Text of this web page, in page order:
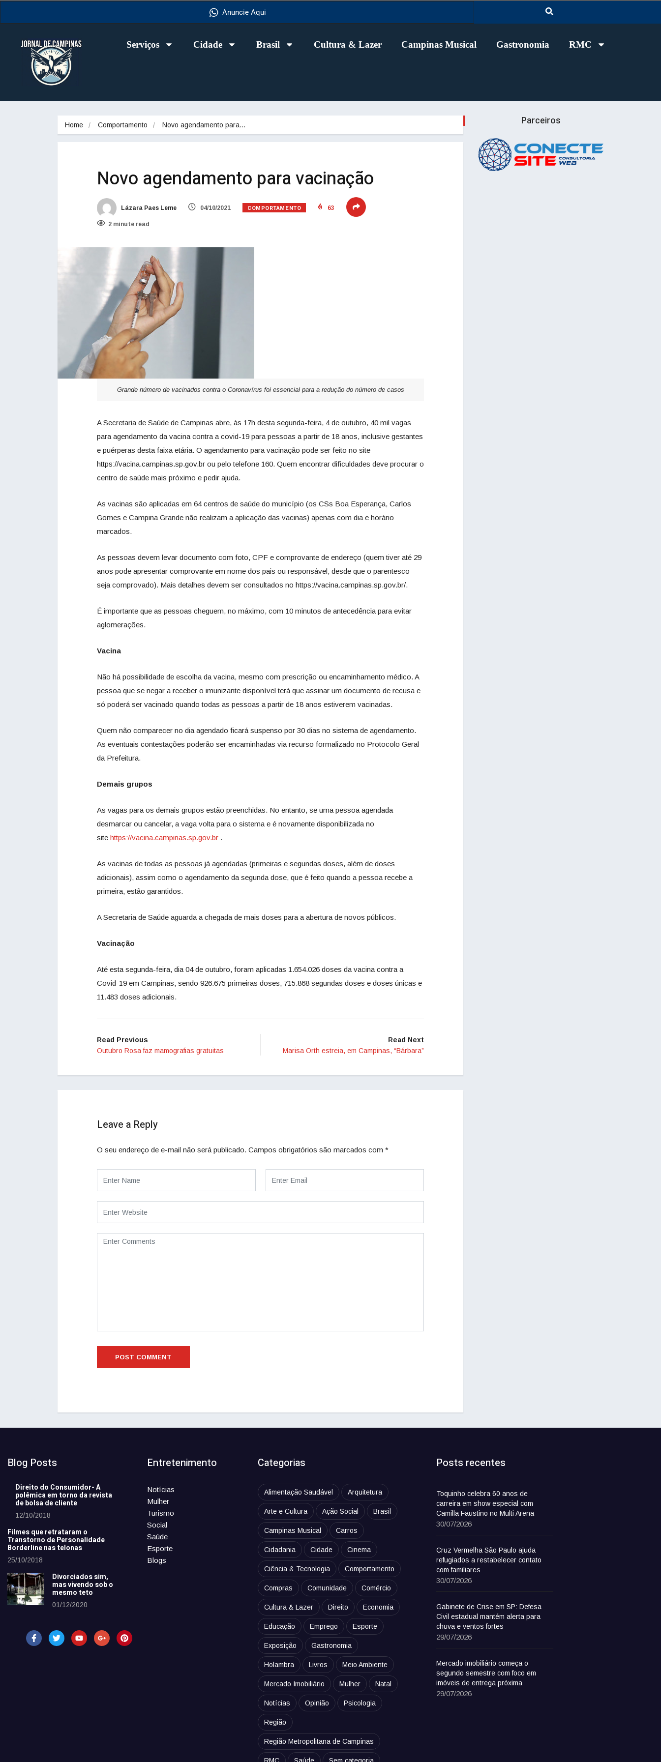
Anuncie Aqui
Serviços Cidade Brasil Cultura & Lazer Campinas Musical Gastronomia RMC
Home Comportamento Novo agendamento para…
Novo agendamento para vacinação
Lázara Paes Leme 04/10/2021 COMPORTAMENTO 63
2 minute read
Grande número de vacinados contra o Coronavírus foi essencial para a redução do número de casos
A Secretaria de Saúde de Campinas abre, às 17h desta segunda-feira, 4 de outubro, 40 mil vagas
para agendamento da vacina contra a covid-19 para pessoas a partir de 18 anos, inclusive gestantes
e puérperas desta faixa etária. O agendamento para vacinação pode ser feito no site
https://vacina.campinas.sp.gov.br ou pelo telefone 160. Quem encontrar dificuldades deve procurar o
centro de saúde mais próximo e pedir ajuda.
As vacinas são aplicadas em 64 centros de saúde do município (os CSs Boa Esperança, Carlos
Gomes e Campina Grande não realizam a aplicação das vacinas) apenas com dia e horário
marcados.
As pessoas devem levar documento com foto, CPF e comprovante de endereço (quem tiver até 29
anos pode apresentar comprovante em nome dos pais ou responsável, desde que o parentesco
seja comprovado). Mais detalhes devem ser consultados no https://vacina.campinas.sp.gov.br/.
É importante que as pessoas cheguem, no máximo, com 10 minutos de antecedência para evitar
aglomerações.
Vacina
Não há possibilidade de escolha da vacina, mesmo com prescrição ou encaminhamento médico. A
pessoa que se negar a receber o imunizante disponível terá que assinar um documento de recusa e
só poderá ser vacinado quando todas as pessoas a partir de 18 anos estiverem vacinadas.
Quem não comparecer no dia agendado ficará suspenso por 30 dias no sistema de agendamento.
As eventuais contestações poderão ser encaminhadas via recurso formalizado no Protocolo Geral
da Prefeitura.
Demais grupos
As vagas para os demais grupos estão preenchidas. No entanto, se uma pessoa agendada
desmarcar ou cancelar, a vaga volta para o sistema e é novamente disponibilizada no
site https://vacina.campinas.sp.gov.br .
As vacinas de todas as pessoas já agendadas (primeiras e segundas doses, além de doses
adicionais), assim como o agendamento da segunda dose, que é feito quando a pessoa recebe a
primeira, estão garantidos.
A Secretaria de Saúde aguarda a chegada de mais doses para a abertura de novos públicos.
Vacinação
Até esta segunda-feira, dia 04 de outubro, foram aplicadas 1.654.026 doses da vacina contra a
Covid-19 em Campinas, sendo 926.675 primeiras doses, 715.868 segundas doses e doses únicas e
11.483 doses adicionais.
Read Previous
Outubro Rosa faz mamografias gratuitas
Read Next
Marisa Orth estreia, em Campinas, “Bárbara”
Leave a Reply
O seu endereço de e-mail não será publicado. Campos obrigatórios são marcados com *
Parceiros
Blog Posts
Direito do Consumidor- A
polêmica em torno da revista
de bolsa de cliente
12/10/2018
Filmes que retrataram o
Transtorno de Personalidade
Borderline nas telonas
25/10/2018
Divorciados sim,
mas vivendo sob o
mesmo teto
01/12/2020
Entretenimento
Notícias
Mulher
Turismo
Social
Saúde
Esporte
Blogs
Categorias
Alimentação Saudável Arquitetura
Arte e Cultura Ação Social Brasil
Campinas Musical Carros
Cidadania Cidade Cinema
Ciência & Tecnologia Comportamento
Compras Comunidade Comércio
Cultura & Lazer Direito Economia
Educação Emprego Esporte
Exposição Gastronomia
Holambra Livros Meio Ambiente
Mercado Imobiliário Mulher Natal
Notícias Opinião Psicologia
Região
Região Metropolitana de Campinas
Posts recentes
Toquinho celebra 60 anos de
carreira em show especial com
Camilla Faustino no Multi Arena
30/07/2026
Cruz Vermelha São Paulo ajuda
refugiados a restabelecer contato
com familiares
30/07/2026
Gabinete de Crise em SP: Defesa
Civil estadual mantém alerta para
chuva e ventos fortes
29/07/2026
Mercado imobiliário começa o
segundo semestre com foco em
imóveis de entrega próxima
29/07/2026